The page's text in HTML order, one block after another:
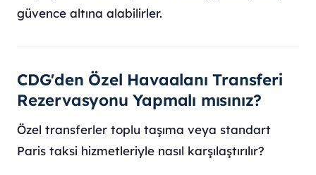
güvence altına alabilirler.
CDG'den Özel Havaalanı Transferi
Rezervasyonu Yapmalı mısınız?
Özel transferler toplu taşıma veya standart
Paris taksi hizmetleriyle nasıl karşılaştırılır?